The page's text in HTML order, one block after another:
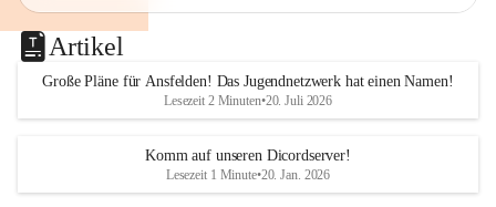
Artikel
Große Pläne für Ansfelden! Das Jugendnetzwerk hat einen Namen!
Lesezeit 2 Minuten•20. Juli 2026
Komm auf unseren Dicordserver!
Lesezeit 1 Minute•20. Jan. 2026